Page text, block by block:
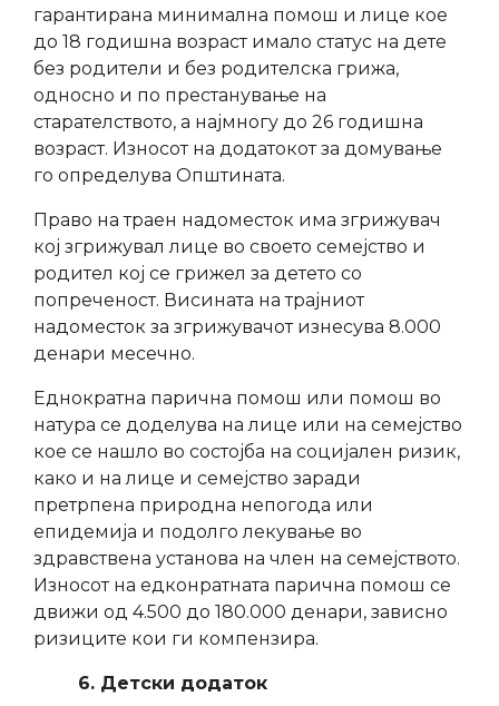
гарантирана минимална помош и лице кое
до 18 годишна возраст имало статус на дете
без родители и без родителска грижа,
односно и по престанување на
старателството, а најмногу до 26 годишна
возраст. Износот на додатокот за домување
го определува Општината.
Право на траен надоместок има згрижувач
кој згрижувал лице во своето семејство и
родител кој се грижел за детето со
попреченост. Висината на трајниот
надоместок за згрижувачот изнесува 8.000
денари месечно.
Еднократна парична помош или помош во
натура се доделува на лице или на семејство
кое се нашло во состојба на социјален ризик,
како и на лице и семејство заради
претрпена природна непогода или
епидемија и подолго лекување во
здравствена установа на член на семејството.
Износот на едконратната парична помош се
движи од 4.500 до 180.000 денари, зависно
ризиците кои ги компензира.
6. Детски додаток